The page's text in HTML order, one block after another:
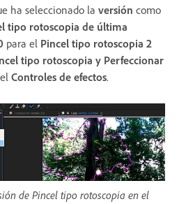
ha seleccionado la versión como
tipo rotoscopia de última
para el Pincel tipo rotoscopia 2
tipo rotoscopia y Perfeccionar
Controles de efectos.
de Pincel tipo rotoscopia en el